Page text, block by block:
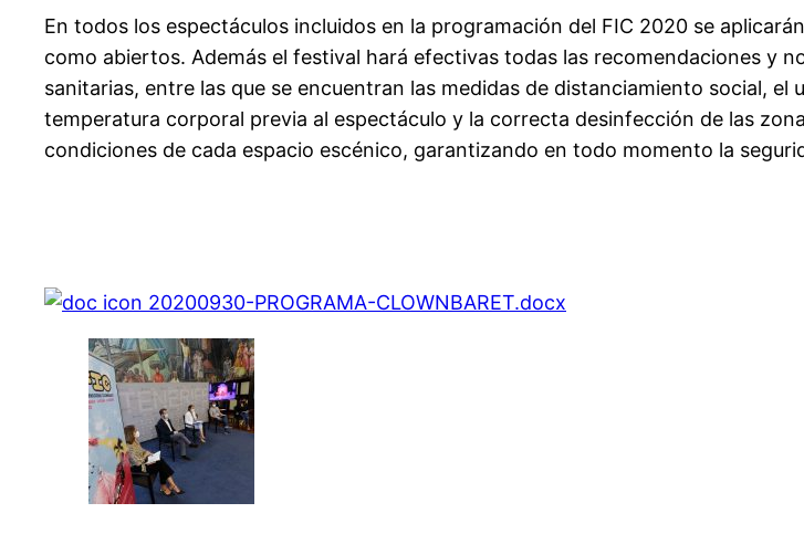
En todos los espectáculos incluidos en la programación del FIC 2020 se
como abiertos. Además el festival hará efectivas todas las recomendaciones y
sanitarias, entre las que se encuentran las medidas de distanciamiento social,
temperatura corporal previa al espectáculo y la correcta desinfección de las
condiciones de cada espacio escénico, garantizando en todo momento la
20200930-PROGRAMA-CLOWNBARET.docx